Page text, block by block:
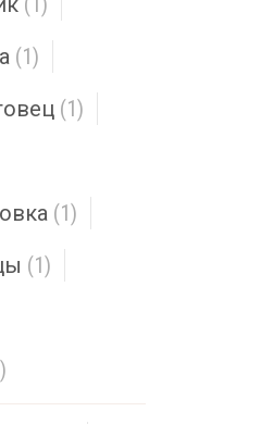
(1)
(1)
(1)
(1)